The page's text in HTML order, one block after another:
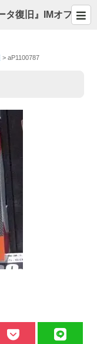
タ復旧』IMオフ
>aP1100787